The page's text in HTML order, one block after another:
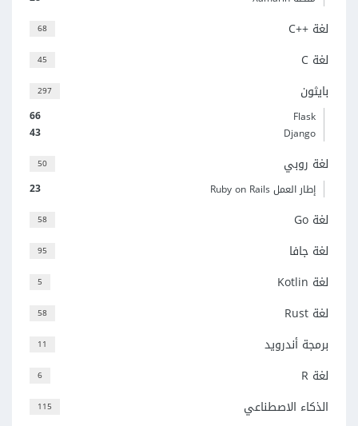
68 لغة C++‎
45 لغة C
297 بايثون
66
Flask
43
Django
50 لغة روبي
23 إطار العمل Ruby on Rails
58 لغة Go
95 لغة جافا
5 لغة Kotlin
58 لغة Rust
11 برمجة أندرويد
6 لغة R
115 الذكاء الاصطناعي